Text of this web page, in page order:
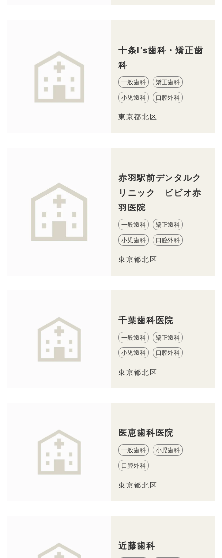
十条I’s歯科・矯正歯
科
一般歯科 矯正歯科
小児歯科 口腔外科
東京都北区
赤羽駅前デンタルク
リニック ビビオ赤
羽医院
一般歯科 矯正歯科
小児歯科 口腔外科
東京都北区
千葉歯科医院
一般歯科 矯正歯科
小児歯科 口腔外科
東京都北区
医恵歯科医院
一般歯科 小児歯科
口腔外科
東京都北区
近藤歯科